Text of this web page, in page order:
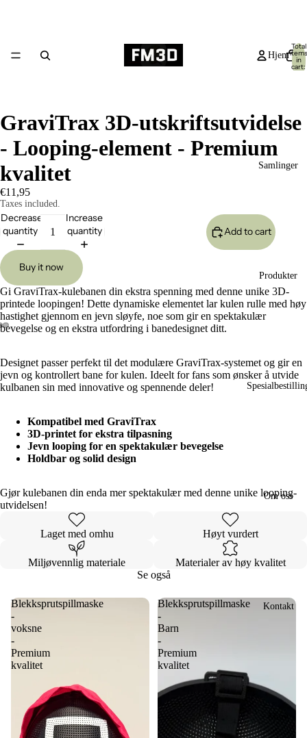
Hjem
Samlinger
Produkter
Om oss
Kontakt
Total
items
in
cart:
0
image
in
full
image
in
full
image
in
full
GraviTrax 3D-utskriftsutvidelse
- Looping-element - Premium
kvalitet
€11,95
Taxes included.
Decrease
quantity
Increase
quantity
Add to cart
Buy it now
Gi GraviTrax-kulebanen din ekstra spenning med denne unike 3D-
printede loopingen! Dette dynamiske elementet lar kulen rulle med høy
hastighet gjennom en jevn sløyfe, noe som gir en spektakulær
bevegelse og en ekstra utfordring i banedesignet ditt.
Designet passer perfekt til det modulære GraviTrax-systemet og gir en
jevn og kontrollert bane for kulen. Ideelt for fans som ønsker å utvide
kulbanen sin med innovative og spennende deler!
Kompatibel med GraviTrax
3D-printet for ekstra tilpasning
Jevn looping for en spektakulær bevegelse
Holdbar og solid design
Gjør kulebanen din enda mer spektakulær med denne unike looping-
utvidelsen!
Laget med omhu Høyt vurdert
Miljøvennlig materiale
Materialer av høy kvalitet
Se også
Blekksprutspillmaske
-
voksne
-
Premium
kvalitet
Blekksprutspillmaske
-
Barn
-
Premium
kvalitet